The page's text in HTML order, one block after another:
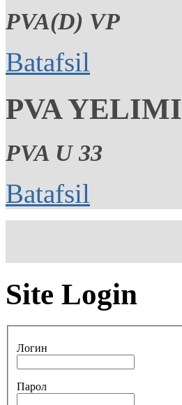
PVA(D) VP
Batafsil
PVA YELIMI
PVA U 33
Batafsil
Site Login
Логин
Парол